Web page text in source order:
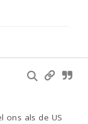
ons als de US